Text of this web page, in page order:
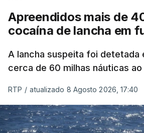
Apreendidos mais de
cocaína de lancha em
A lancha suspeita foi detetada
cerca de 60 milhas náuticas ao
RTP / atualizado 8 Agosto 2026, 17:40